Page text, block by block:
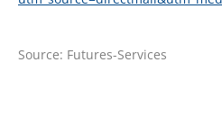
Source: Futures-Services